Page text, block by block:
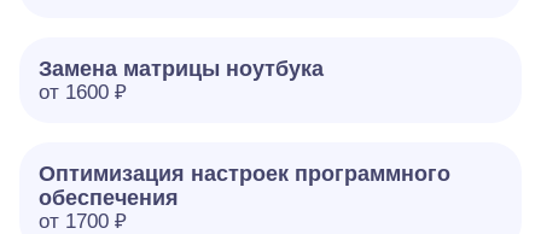
Замена матрицы ноутбука
от 1600 ₽
Оптимизация настроек программного
обеспечения
от 1700 ₽